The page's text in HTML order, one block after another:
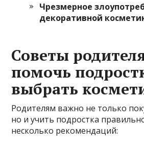
Чрезмерное
декоративной
Советы
помочь
выбрать
Родителям важно не только
но и учить подростка
несколько рекомендаций: